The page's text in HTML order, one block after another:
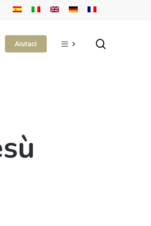
Aiutaci